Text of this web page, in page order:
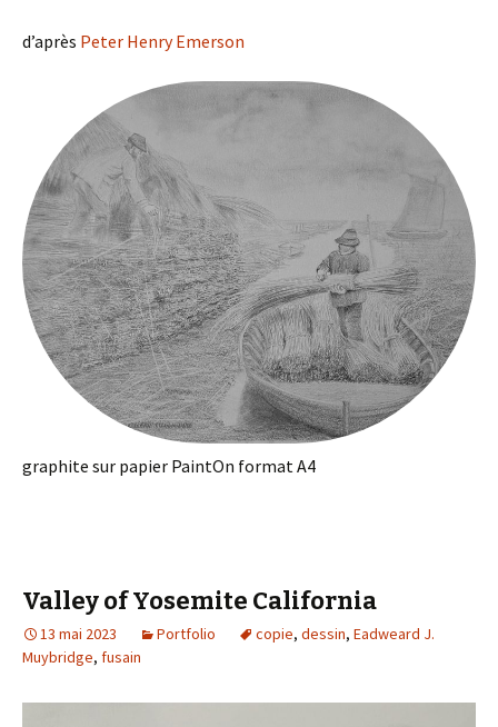
d’après Peter Henry Emerson
graphite sur papier PaintOn format A4
Valley of Yosemite California
13 mai 2023 Portfolio copie, dessin, Eadweard J.
Muybridge, fusain